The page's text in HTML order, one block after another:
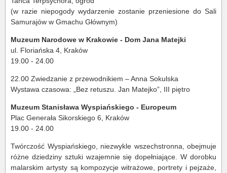
(w razie niepogody wydarzenie zostanie przeniesione do Sali
Samurajów w Gmachu Głównym)
Muzeum Narodowe w Krakowie - Dom Jana Matejki
ul. Floriańska 4, Kraków
19.00 - 24.00
22.00 Zwiedzanie z przewodnikiem – Anna Sokulska
Wystawa czasowa: „Bez retuszu. Jan Matejko”, III piętro
Muzeum Stanisława Wyspiańskiego - Europeum
Plac Generała Sikorskiego 6, Kraków
19.00 - 24.00
Twórczość Wyspiańskiego, niezwykle wszechstronna, obejmuje
różne dziedziny sztuki wzajemnie się dopełniające. W dorobku
malarskim artysty są kompozycje witrażowe, portrety i pejzaże,